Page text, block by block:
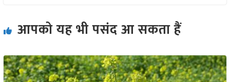
आपको यह भी पसंद आ सकता हैं